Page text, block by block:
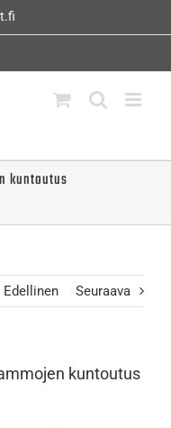
kuntoutus
Edellinen Seuraava
kuntoutus